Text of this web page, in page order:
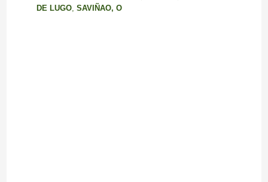
DE LUGO, SAVIÑAO, O